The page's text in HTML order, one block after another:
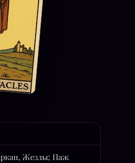
Жезлы; Паж